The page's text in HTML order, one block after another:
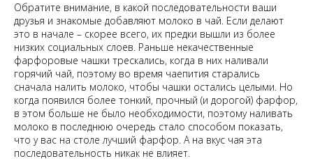
Обратите внимание, в какой последовательности ваши
друзья и знакомые добавляют молоко в чай. Если делают
это в начале – скорее всего, их предки вышли из более
низких социальных слоев. Раньше некачественные
фарфоровые чашки трескались, когда в них наливали
горячий чай, поэтому во время чаепития старались
сначала налить молоко, чтобы чашки остались целыми. Но
когда появился более тонкий, прочный (и дорогой) фарфор,
в этом больше не было необходимости, поэтому наливать
молоко в последнюю очередь стало способом показать,
что у вас на столе лучший фарфор. А на вкус чая эта
последовательность никак не влияет.